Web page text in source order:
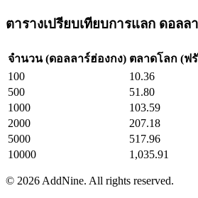
ตารางเปรียบเทียบการแลก ดอล
จำนวน (ดอลลาร์ฮ่องกง) ตลาดโลก (ฟ
100
10.36
500
51.80
1000
103.59
2000
207.18
5000
517.96
10000
1,035.91
© 2026 AddNine. All rights reserved.